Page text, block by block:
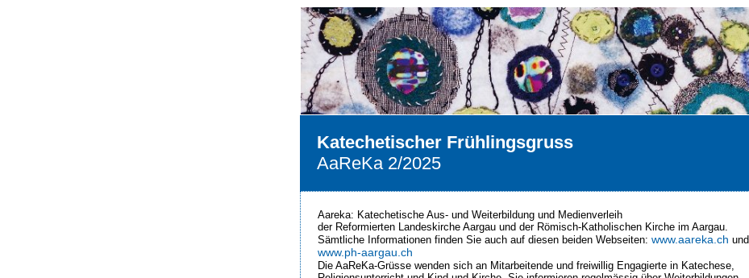
Katechetischer Frühlingsgruss
AaReKa 2/2025
‌Aareka: Katechetische Aus- und Weiterbildung und Medienverleih
der Reformierten Landeskirche Aargau und der Römisch-Katholischen Kirche im Aargau.
Sämtliche Informationen finden Sie auch auf diesen beiden Webseiten: www.aareka.ch und
www.ph-aargau.ch
Die AaReKa-Grüsse wenden sich an Mitarbeitende und freiwillig Engagierte in Katechese,